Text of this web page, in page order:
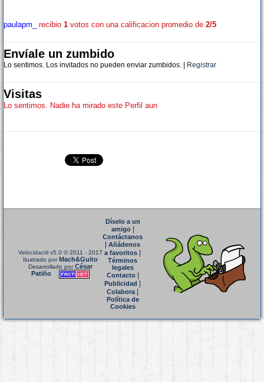
paulapm_ recibio 1 votos con una calificacion promedio de 2/5
Envíale un zumbido
Lo sentimos. Los invitados no pueden enviar zumbidos. | Registrar
Visitas
Lo sentimos. Nadie ha mirado este Perfil aun
Velocidactil v5.0 © 2011 - 2017
Ilustrado porMach&Guito
Desarrollado porCésar
Patiño
Díselo a un
amigo|
Contáctanos
Añádenos
a favoritos
Términos
legales
Contacto|
Publicidad
Colabora|
Política de
Cookies